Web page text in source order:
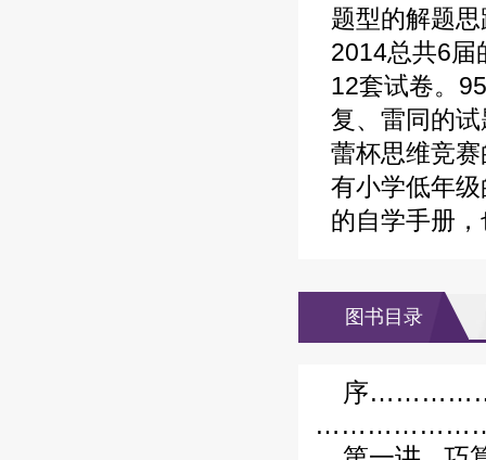
题型的解题
2014总共6届
12套试卷。
复、雷同的
蕾杯思维竞
有小学低年
的自学手册
图书目录
序